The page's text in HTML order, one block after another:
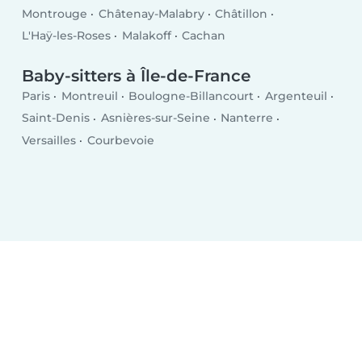
Montrouge
Châtenay-Malabry
Châtillon
L'Haÿ-les-Roses
Malakoff Cachan
Baby-sitters à Île-de-France
Paris Montreuil Boulogne-Billancourt
Argenteuil
Saint-Denis
Asnières-sur-Seine
Nanterre
Versailles
Courbevoie